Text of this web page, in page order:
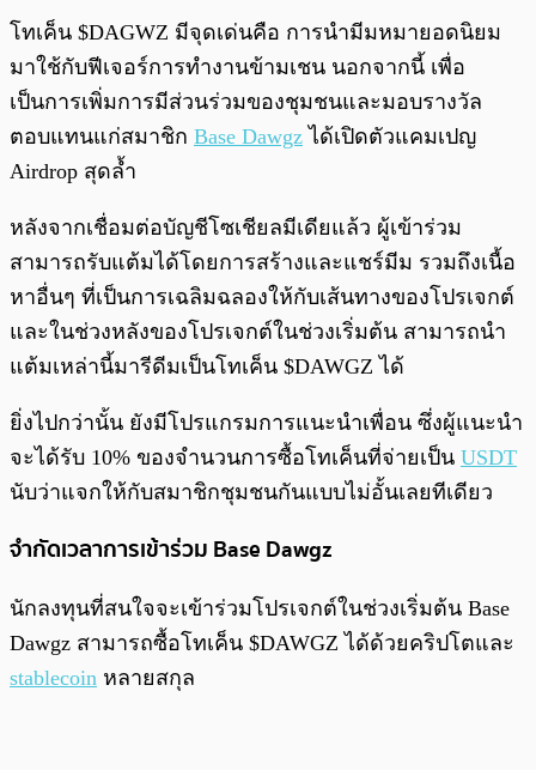
โทเค็น $DAGWZ มีจุดเด่นคือ การนำมีมหมายอดนิยม
มาใช้กับฟีเจอร์การทำงานข้ามเชน นอกจากนี้ เพื่อ
เป็นการเพิ่มการมีส่วนร่วมของชุมชนและมอบรางวัล
ตอบแทนแก่สมาชิก Base Dawgz ได้เปิดตัวแคมเปญ
Airdrop สุดล้ำ
หลังจากเชื่อมต่อบัญชีโซเชียลมีเดียแล้ว ผู้เข้าร่วม
สามารถรับแต้มได้โดยการสร้างและแชร์มีม รวมถึงเนื้อ
หาอื่นๆ ที่เป็นการเฉลิมฉลองให้กับเส้นทางของโปรเจกต์
และในช่วงหลังของโปรเจกต์ในช่วงเริ่มต้น สามารถนำ
แต้มเหล่านี้มารีดีมเป็นโทเค็น $DAWGZ ได้
ยิ่งไปกว่านั้น ยังมีโปรแกรมการแนะนำเพื่อน ซึ่งผู้แนะนำ
จะได้รับ 10% ของจำนวนการซื้อโทเค็นที่จ่ายเป็น USDT
นับว่าแจกให้กับสมาชิกชุมชนกันแบบไม่อั้นเลยทีเดียว
จำกัดเวลาการเข้าร่วม Base Dawgz
นักลงทุนที่สนใจจะเข้าร่วมโปรเจกต์ในช่วงเริ่มต้น Base
Dawgz สามารถซื้อโทเค็น $DAWGZ ได้ด้วยคริปโตและ
stablecoin หลายสกุล